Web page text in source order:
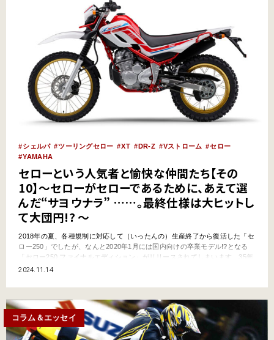
シェルパ ツーリングセロー XT DR-Z Vストローム
セロー
YAMAHA
セローという人気者と愉快な仲間たち【その
10】～セローがセローであるために、あえて選
んだ“サヨウナラ” ……。最終仕様は大ヒットし
て大団円!? ～
2018年の夏、各種規制に対応して（いったんの）生産終了から復活した「セ
ロー250」でしたが、なんと2020年1月には国内向けの卒業モデル!?となる
「セロー250 ファイナルエディション」がリリースされてしまいます。35年
前にデビューした“初代”を最大限にリスペクトしたカラーリングは往年を知
とく超絶引く手あまたな状態に……！ …
2024.11.14
コラム＆エッセイ